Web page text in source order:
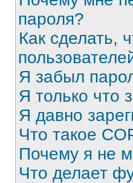
пароля?
Как сделать,
Я забыл
Я только что
Я давно
Что такое
Почему я не
Что делает